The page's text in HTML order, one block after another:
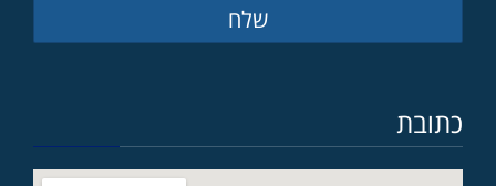
שלח
כתובת